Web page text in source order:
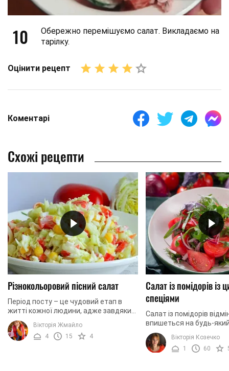
10
Обережно перемішуємо салат. Викладаємо на
тарілку.
Оцінити рецепт
Коментарі
Схожі рецепти
Різнокольоровий пісний салат
Період посту – це чудовий етап в
житті кожної людини, адже завдяки
цьому ми очищуємося морально та
фізично. Ми підготували для вас
добірку салатів, ...
Вікторія Жмайло
4
15 4
Салат із помідорів із
спеціями
Салат із помідорів
впишеться на будь-
стіл. Рецепт дуже
приготуванні, а
завжди є у господинь ...
Вікторія Козечко
1
60